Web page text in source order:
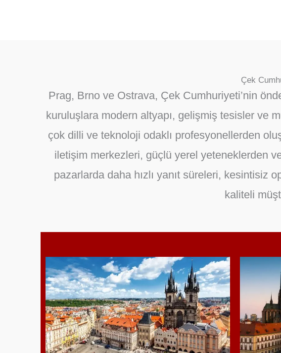
Çek
Prag, Brno ve Ostrava, Çek Cumhuriyeti’nin
kuruluşlara modern altyapı, gelişmiş tesisler ve
çok dilli ve teknoloji odaklı profesyonellerden
iletişim merkezleri, güçlü yerel yeteneklerden
pazarlarda daha hızlı yanıt süreleri,
kaliteli